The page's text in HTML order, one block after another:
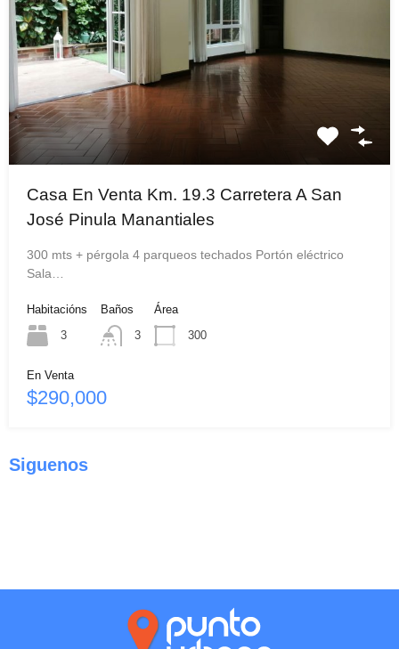
Casa En Venta Km. 19.3 Carretera A San
José Pinula Manantiales
300 mts + pérgola 4 parqueos techados Portón eléctrico
Sala…
Habitacións
3
Baños
3
Área
300
En Venta
$290,000
Siguenos